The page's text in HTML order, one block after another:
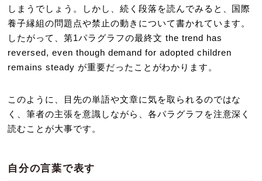
しまうでしょう。しかし、続く段落を読んでみると、国際
養子縁組の問題点や禁止の動きについて書かれています。
したがって、第1パラグラフの最終文 the trend has
reversed, even though demand for adopted children
remains steady が重要だったことがわかります。
このように、目先の単語や文章に気を取られるのではな
く、筆者の主張を意識しながら、各パラグラフを注意深く
読むことが大事です。
自分の言葉で表す